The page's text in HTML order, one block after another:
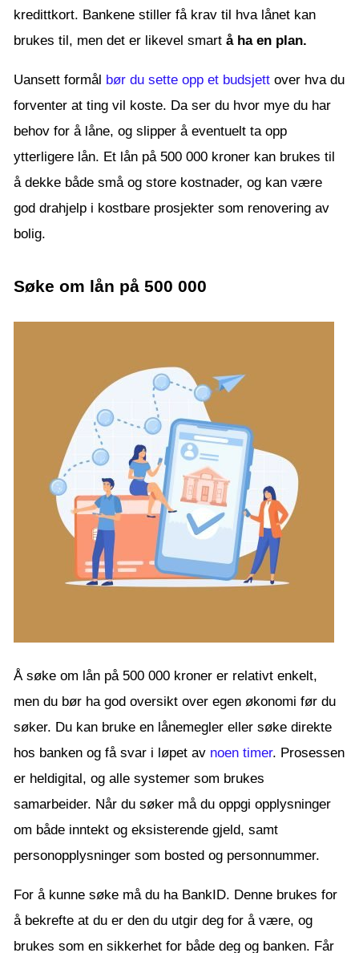
kredittkort. Bankene stiller få krav til hva lånet kan
brukes til, men det er likevel smart å ha en plan.
Uansett formål bør du sette opp et budsjett over hva du
forventer at ting vil koste. Da ser du hvor mye du har
behov for å låne, og slipper å eventuelt ta opp
ytterligere lån. Et lån på 500 000 kroner kan brukes til
å dekke både små og store kostnader, og kan være
god drahjelp i kostbare prosjekter som renovering av
bolig.
Søke om lån på 500 000
Å søke om lån på 500 000 kroner er relativt enkelt,
men du bør ha god oversikt over egen økonomi før du
søker. Du kan bruke en lånemegler eller søke direkte
hos banken og få svar i løpet av noen timer. Prosessen
er heldigital, og alle systemer som brukes
samarbeider. Når du søker må du oppgi opplysninger
om både inntekt og eksisterende gjeld, samt
personopplysninger som bosted og personnummer.
For å kunne søke må du ha BankID. Denne brukes for
å bekrefte at du er den du utgir deg for å være, og
brukes som en sikkerhet for både deg og banken. Får